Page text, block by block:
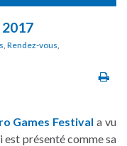
, Rendez-vous,
Games Festival a vu
est présenté comme sa